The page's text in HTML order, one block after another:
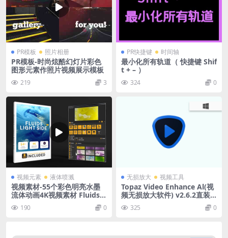
PR模板 照片相册
PR模板-时尚炫酷幻灯片彩色
图形元素作照片视频展示模板
219 3
PR快捷键 时间轴
最小化所有轨道（ 快捷键 Shif
t + – ）
324 0
视频元素 液体喷溅
视频素材-55个彩色明亮水墨
流体动画4K视频素材 Fluids L
ight Side Kit
190 0
无损放大 视频工具
Topaz Video Enhance Al(视
频无损放大软件) v2.6.2直装
版 325 0